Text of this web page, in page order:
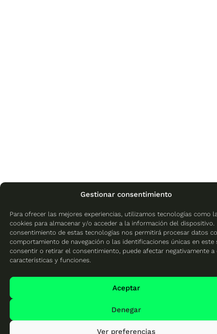
Gestionar consentimiento
Para ofrecer las mejores experiencias, utilizamos tecnologías como
cookies para almacenar y/o acceder a la información del dispositivo.
consentimiento de estas tecnologías nos permitirá procesar datos
comportamiento de navegación o las identificaciones únicas en este
consentir o retirar el consentimiento, puede afectar negativamente a
características y funciones.
Aceptar
Denegar
Ver preferencias